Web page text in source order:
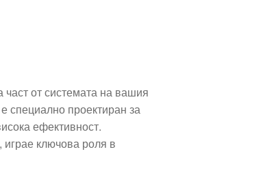
от системата на вашия
специално проектиран за
ефективност.
играе ключова роля в